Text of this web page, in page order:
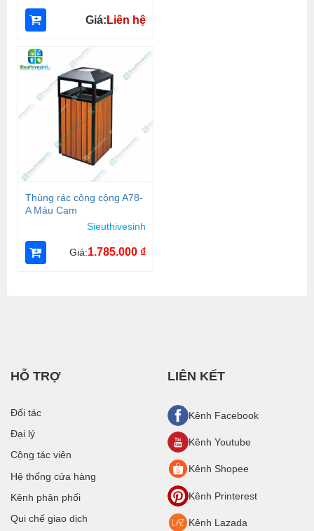
Giá: Liên hệ
Thùng rác công cộng A78-
A Màu Cam
Sieuthivesinh
Giá:1.785.000 ₫
HỖ TRỢ
Đối tác
Đại lý
Cộng tác viên
Hệ thống cửa hàng
Kênh phân phối
Qui chế giao dịch
LIÊN KẾT
Kênh Facebook
Kênh Youtube
Kênh Shopee
Kênh Printerest
Kênh Lazada